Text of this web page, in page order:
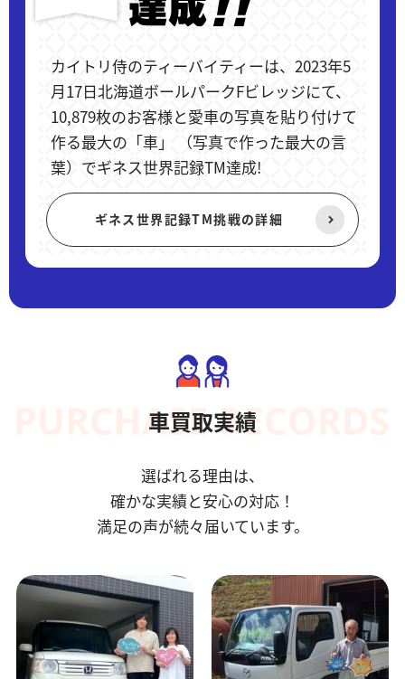
カイトリ侍のティーバイティーは、2023年5
月17日北海道ボールパークFビレッジにて、
10,879枚のお客様と愛車の写真を貼り付けて
作る最大の「車」 （写真で作った最大の言
葉）でギネス世界記録TM達成!
ギネス世界記録TM挑戦の詳細
車買取実績
選ばれる理由は、
確かな実績と安心の対応！
満足の声が続々届いています。